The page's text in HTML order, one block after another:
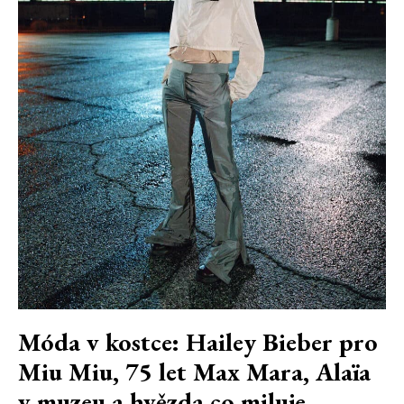
Móda v kostce: Hailey Bieber pro
Miu Miu, 75 let Max Mara, Alaïa